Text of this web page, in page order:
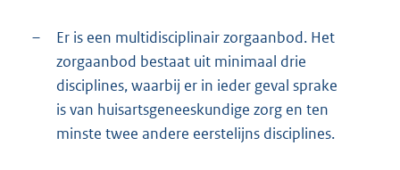
–
Er is een multidisciplinair zorgaanbod. Het
zorgaanbod bestaat uit minimaal drie
disciplines, waarbij er in ieder geval sprake
is van huisartsgeneeskundige zorg en ten
minste twee andere eerstelijns disciplines.